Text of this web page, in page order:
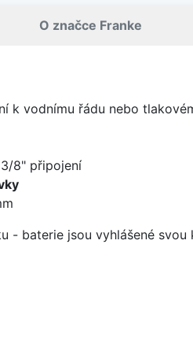
O značce Franke
k vodnímu řádu nebo
8" připojení
- baterie jsou vyhlášené